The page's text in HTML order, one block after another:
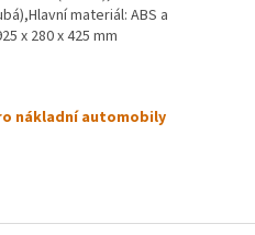
materiál: ABS a
x 280 x 425 mm
nákladní automobily